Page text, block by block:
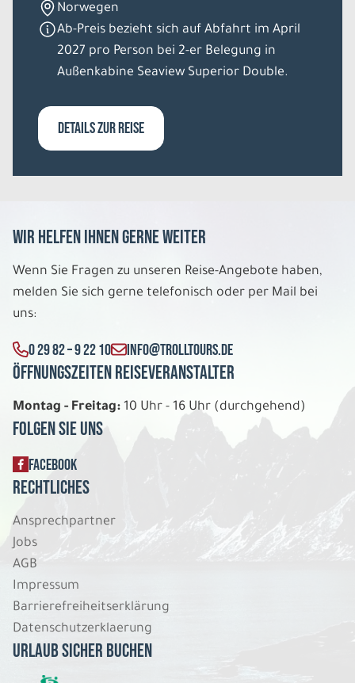
Norwegen
Ab-Preis bezieht sich auf Abfahrt im April
2027 pro Person bei 2-er Belegung in
Außenkabine Seaview Superior Double.
DETAILS ZUR REISE
Wir helfen Ihnen gerne weiter
Wenn Sie Fragen zu unseren Reise-Angebote haben,
melden Sie sich gerne telefonisch oder per Mail bei
uns:
0 29 82 – 9 22 10 INFO@TROLLTOURS.DE
Öffnungszeiten Reiseveranstalter
Montag - Freitag: 10 Uhr - 16 Uhr (durchgehend)
Folgen Sie uns
FACEBOOK
Rechtliches
Ansprechpartner
Jobs
AGB
Impressum
Barrierefreiheitserklärung
Datenschutzerklaerung
Urlaub sicher buchen